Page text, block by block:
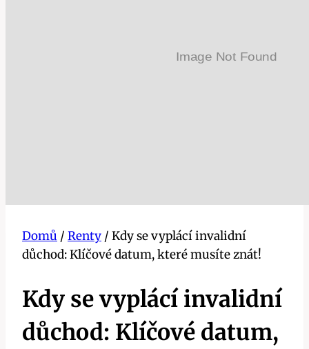
Domů / Renty / Kdy se vyplácí invalidní
důchod: Klíčové datum, které musíte znát!
Kdy se vyplácí invalidní
důchod: Klíčové datum,